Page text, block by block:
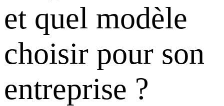
et quel modèle
choisir pour son
entreprise ?